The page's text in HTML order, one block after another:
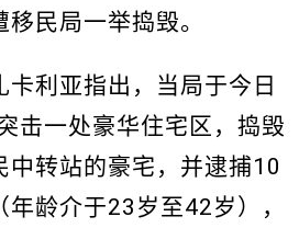
民局一举捣毁。
利亚指出，当局于今日
击一处豪华住宅区，捣毁
中转站的豪宅，并逮捕10
龄介于23岁至42岁），